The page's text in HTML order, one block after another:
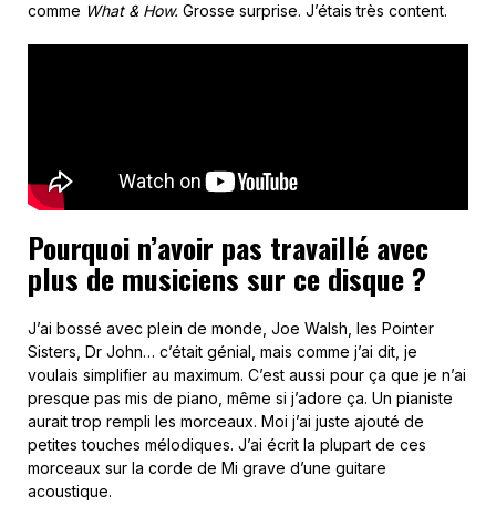
comme What & How. Grosse surprise. J’étais très content.
Pourquoi n’avoir pas travaillé avec
plus de musiciens sur ce disque ?
J’ai bossé avec plein de monde, Joe Walsh, les Pointer
Sisters, Dr John… c’était génial, mais comme j’ai dit, je
voulais simplifier au maximum. C’est aussi pour ça que je n’ai
presque pas mis de piano, même si j’adore ça. Un pianiste
aurait trop rempli les morceaux. Moi j’ai juste ajouté de
petites touches mélodiques. J’ai écrit la plupart de ces
morceaux sur la corde de Mi grave d’une guitare
acoustique.